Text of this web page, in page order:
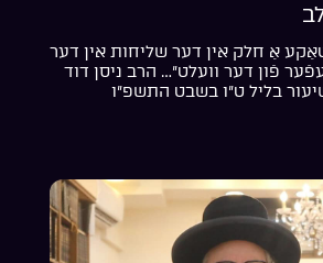
אַ חלק אין דער שליחות אין דער
פֿון דער וועלט”… הרב ניסן דוד
בליל ט”ו בשבט התשפ”ו